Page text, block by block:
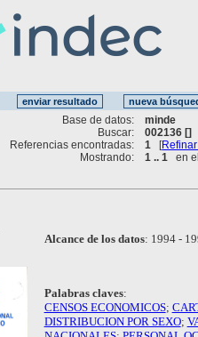
Base de datos:
minde
Buscar:
002136 []
Referencias encontradas:
1 [
Mostrando:
1 .. 1 en
Alcance de los datos: 1994 -
Palabras claves:
CENSOS ECONOMICOS;
DISTRIBUCION POR SEXO;